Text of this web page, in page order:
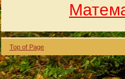
Top of Page